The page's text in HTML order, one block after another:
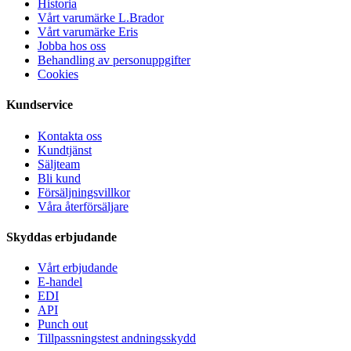
Historia
Vårt varumärke L.Brador
Vårt varumärke Eris
Jobba hos oss
Behandling av personuppgifter
Cookies
Kundservice
Kontakta oss
Kundtjänst
Säljteam
Bli kund
Försäljningsvillkor
Våra återförsäljare
Skyddas erbjudande
Vårt erbjudande
E-handel
EDI
API
Punch out
Tillpassningstest andningsskydd